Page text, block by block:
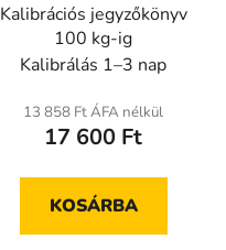
Kalibrációs jegyzőkönyv
100 kg-ig
Kalibrálás 1–3 nap
13 858 Ft ÁFA nélkül
17 600 Ft
KOSÁRBA